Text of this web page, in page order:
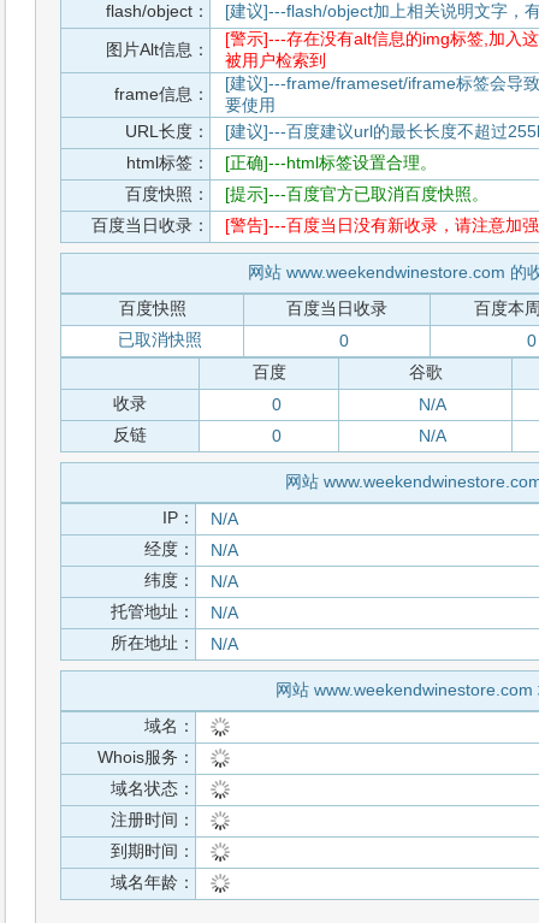
flash/object：
[建议]---flash/object加上相关说明文字，
图片Alt信息：
[警示]---存在没有alt信息的img标签,加入
被用户检索到
frame信息：
[建议]---frame/frameset/iframe标签会导
要使用
URL长度：
[建议]---百度建议url的最长长度不超过
html标签：
[正确]---html标签设置合理。
百度快照：
[提示]---百度官方已取消百度快照。
百度当日收录：
[警告]---百度当日没有新收录，请注意加
网站 www.weekendwinestore.com 的
百度快照
百度当日收录
百度本
已取消快照
0
0
百度
谷歌
收录
0
N/A
反链
0 N/A
网站
IP：
N/A
经度：
N/A
纬度：
N/A
托管地址：
N/A
所在地址：
N/A
网站 www.weekendwinestore.com
域名：
Whois服务：
域名状态：
注册时间：
到期时间：
域名年龄：